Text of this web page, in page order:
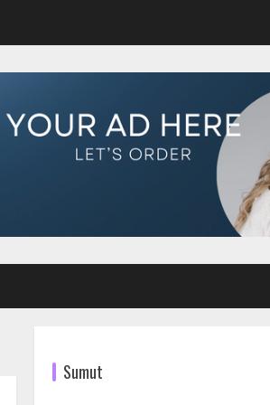
Sumut